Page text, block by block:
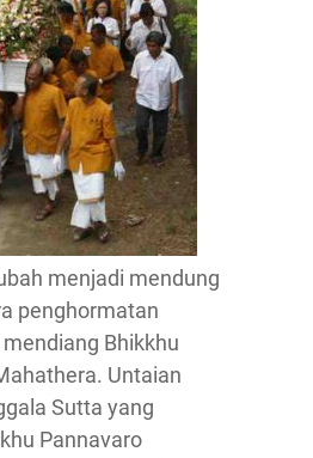
menjadi mendung
penghormatan
Bhikkhu
Untaian
Sutta yang
Pannavaro